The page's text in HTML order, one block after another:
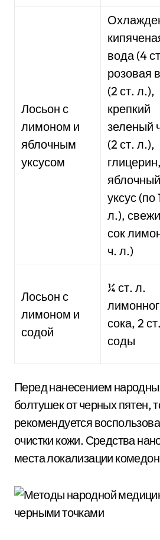
Лосьон с
лимоном и
яблочным
уксусом
вода (4
розовая
(2 ст. л.),
крепкий
зеленый
(2 ст. л.),
глицерин,
яблочный
уксус (по
л.),
сок
ч. л.)
Лосьон с
лимоном и
содой
¼ ст. л.
сока, 2
соды
Перед нанесением
болтушек от черных пятен,
рекомендуется
очистки кожи. Средства
места локализации